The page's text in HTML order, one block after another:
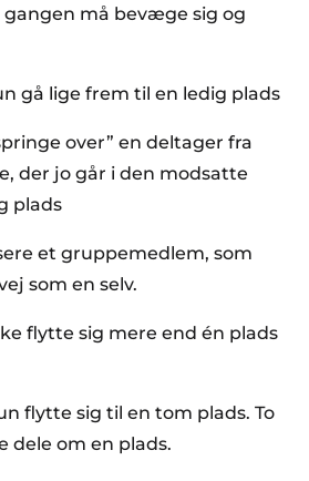
gangen må bevæge sig og
gå lige frem til en ledig plads
over” en deltager fra
der jo går i den modsatte
plads
et gruppemedlem, som
som en selv.
flytte sig mere end én plads
flytte sig til en tom plads. To
dele om en plads.